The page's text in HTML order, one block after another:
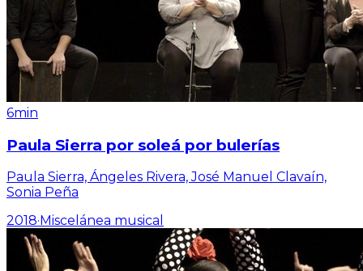
6min
Paula Sierra por soleá por bulerías
Paula Sierra, Ángeles Rivera, José Manuel Clavaín,
Sonia Peña
2018· Miscelánea musical